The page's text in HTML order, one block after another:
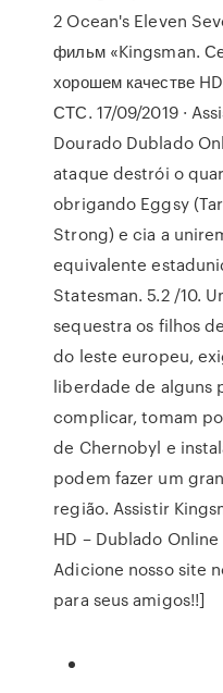
2 Ocean's Eleven
фильм «Kingsman.
хорошем качестве
СТС. 17/09/2019 ·
Dourado Dublado
ataque destrói o
obrigando Eggsy
Strong) e cia a
equivalente
Statesman. 5.2 /10.
sequestra os filhos
do leste europeu,
liberdade de alguns
complicar, tomam
de Chernobyl e
podem fazer um
região. Assistir
HD – Dublado
Adicione nosso site
para seus amigos!!]